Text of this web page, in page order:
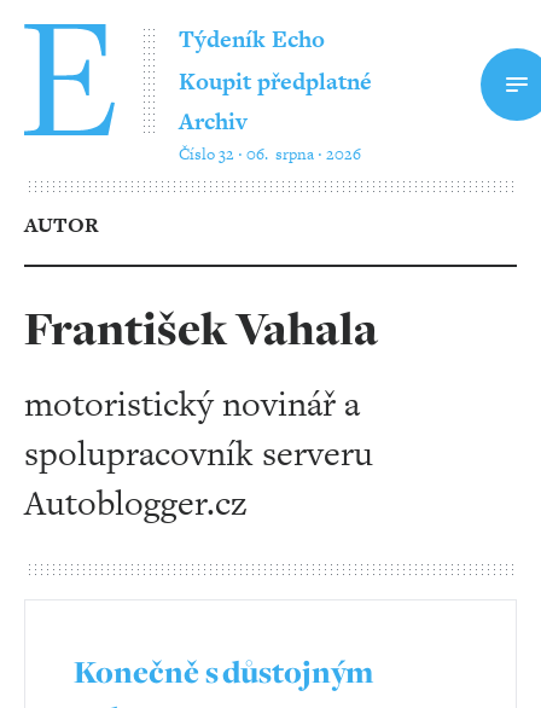
Týdeník Echo
Koupit předplatné
Archiv
Číslo 32 ‧ 06. srpna ‧ 2026
AUTOR
František Vahala
motoristický novinář a
spolupracovník serveru
Autoblogger.cz
Konečně s důstojným